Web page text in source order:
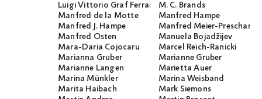
Luigi Vittorio Graf Ferraris
M. C. Brands
Manfred de la Motte
Manfred Hampe
Manfred J. Hampe
Manfred Meier-Preschany
Manfred Osten
Manuela Bojadžijev
Mara-Daria Cojocaru
Marcel Reich-Ranicki
Marianna Gruber
Marianne Gruber
Marianne Langen
Marietta Auer
Marina Münkler
Marina Weisband
Marita Haibach
Mark Siemons